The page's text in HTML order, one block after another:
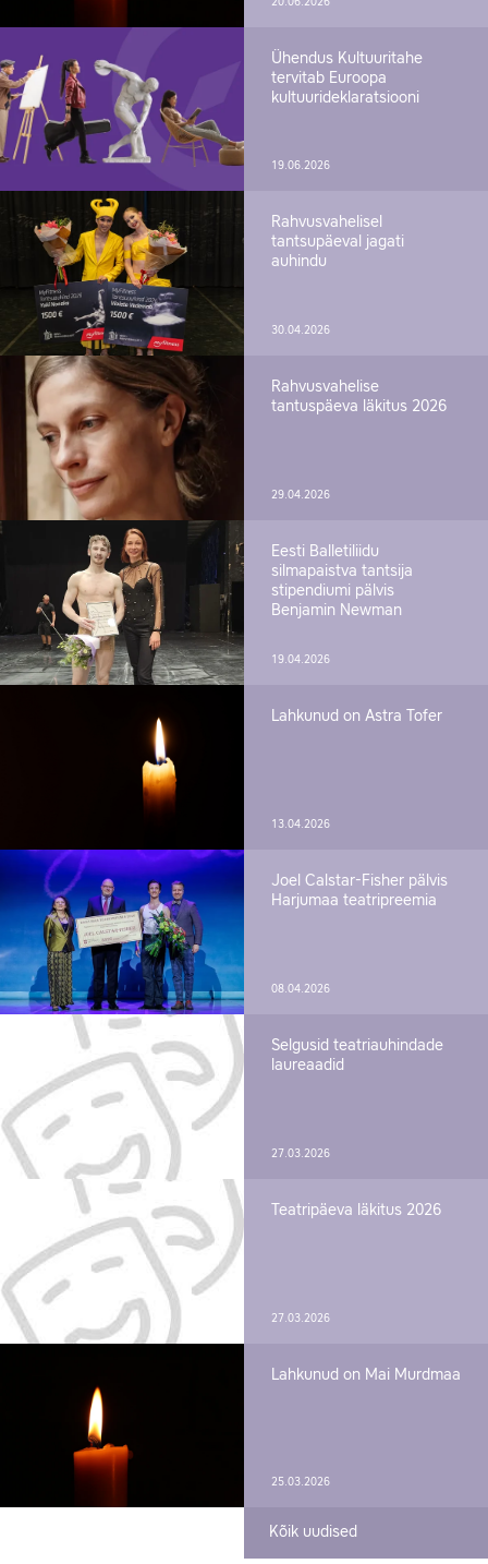
20.06.2026
Ühendus Kultuuritahe
tervitab Euroopa
kultuurideklaratsiooni
19.06.2026
Rahvusvahelisel
tantsupäeval jagati
auhindu
30.04.2026
Rahvusvahelise
tantuspäeva läkitus 2026
29.04.2026
Eesti Balletiliidu
silmapaistva tantsija
stipendiumi pälvis
Benjamin Newman
19.04.2026
Lahkunud on Astra Tofer
13.04.2026
Joel Calstar-Fisher pälvis
Harjumaa teatripreemia
08.04.2026
Selgusid teatriauhindade
laureaadid
27.03.2026
Teatripäeva läkitus 2026
27.03.2026
Lahkunud on Mai Murdmaa
25.03.2026
Kõik uudised